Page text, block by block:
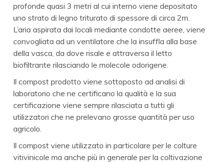
profonde quasi 3 metri al cui interno viene depositato
uno strato di legno triturato di spessore di circa 2m.
L’aria aspirata dai locali mediante condotte aeree, viene
convogliata ad un ventilatore che la insuffla alla base
della vasca, da dove risale e attraversa il letto
biofiltrante rilasciando le molecole odorigene.
Il compost prodotto viene sottoposto ad analisi di
laboratorio che ne certificano la qualità e la sua
certificazione viene sempre rilasciata a tutti gli
utilizzatori che ne prelevano grosse quantità per uso
agricolo.
Il compost viene utilizzato in particolare per le colture
vitivinicole ma anche più in generale per la coltivazione